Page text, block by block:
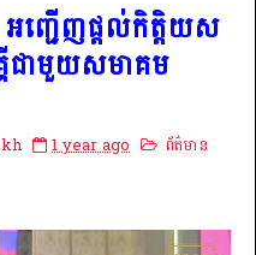
ញ្ជើញផ្ដល់កិត្តិយស
ជាមួយសមាគម
1 year ago
ព័ត៌មាន